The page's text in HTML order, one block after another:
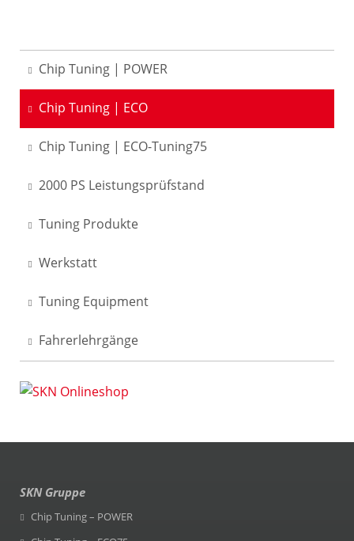
Chip Tuning | POWER
Chip Tuning | ECO
Chip Tuning | ECO-Tuning75
2000 PS Leistungsprüfstand
Tuning Produkte
Werkstatt
Tuning Equipment
Fahrerlehrgänge
SKN Gruppe
Chip Tuning – POWER